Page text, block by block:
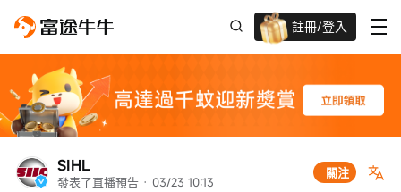
註冊/登入
高達過千蚊獎賞
SIHL
發表了直播預告 · 03/23 10:13
關注